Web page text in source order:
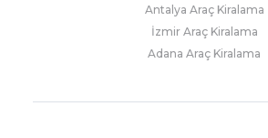
Antalya Araç Kiralama
İzmir Araç Kiralama
Adana Araç Kiralama